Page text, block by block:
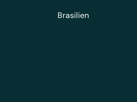
Brasilien